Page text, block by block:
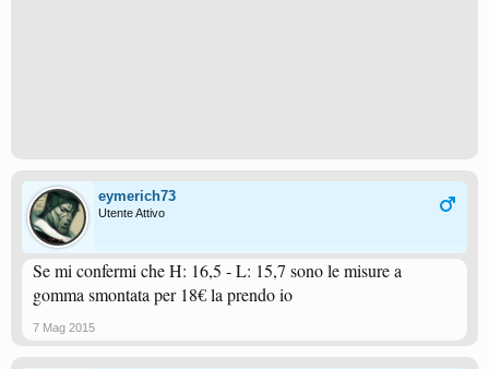
eymerich73
Utente Attivo
Se mi confermi che H: 16,5 - L: 15,7 sono le misure a
gomma smontata per 18€ la prendo io
7 Mag 2015